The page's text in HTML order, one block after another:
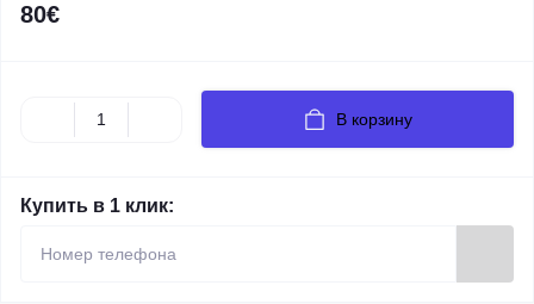
80€
В корзину
Купить в 1 клик: